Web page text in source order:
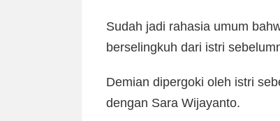
Sudah jadi rahasia umum
berselingkuh dari istri
Demian dipergoki oleh istri
dengan Sara Wijayanto.